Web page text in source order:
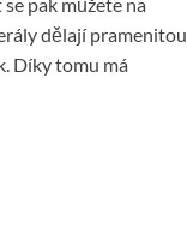
dělají pramenitou
Díky tomu má